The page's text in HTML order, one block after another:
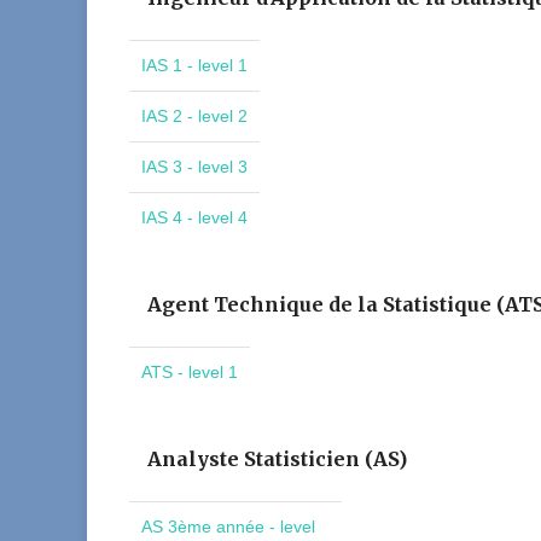
IAS 1 - level 1
IAS 2 - level 2
IAS 3 - level 3
IAS 4 - level 4
Agent Technique de la Statistique
ATS - level 1
Analyste Statisticien (AS)
AS 3ème année - level